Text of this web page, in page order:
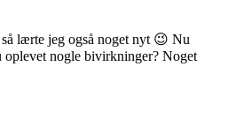
lærte jeg også noget nyt 😉 Nu
oplevet nogle bivirkninger? Noget